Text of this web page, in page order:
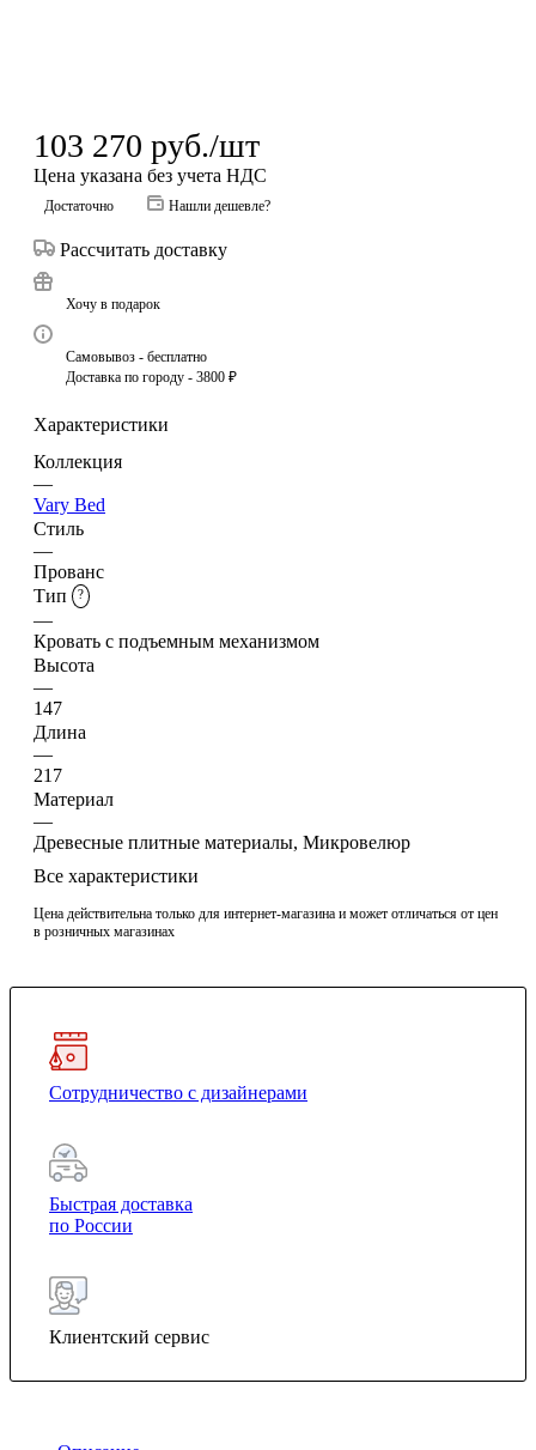
103 270 руб./шт
Цена указана без учета НДС
Достаточно Нашли дешевле?
Рассчитать доставку
Хочу в подарок
Самовывоз - бесплатно
Доставка по городу - 3800 ₽
Характеристики
Коллекция
—
Vary Bed
Стиль
—
Прованс
Тип
?
—
Кровать с подъемным механизмом
Высота
—
147
Длина
—
217
Материал
—
Древесные плитные материалы, Микровелюр
Все характеристики
Цена действительна только для интернет-магазина и может отличаться от цен
в розничных магазинах
Сотрудничество с дизайнерами
Быстрая доставка
по России
Клиентский сервис